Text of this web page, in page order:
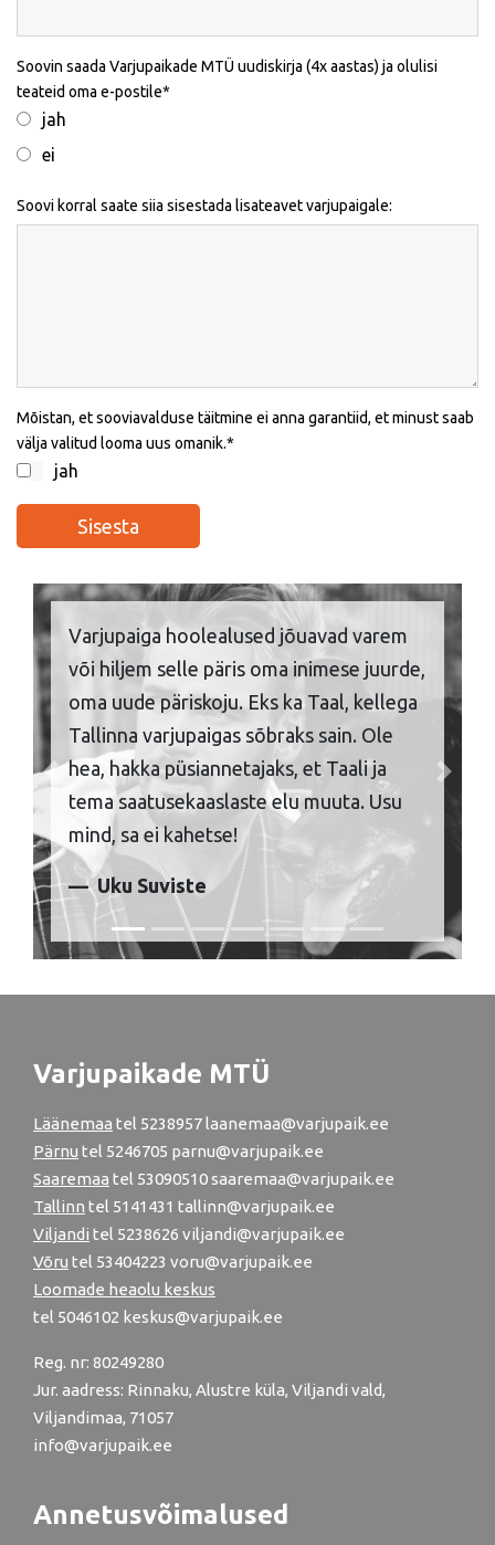
Soovin saada Varjupaikade MTÜ uudiskirja (4x aastas) ja olulisi
teateid oma e-postile
jah
ei
Soovi korral saate siia sisestada lisateavet varjupaigale:
Mõistan, et sooviavalduse täitmine ei anna garantiid, et minust saab
välja valitud looma uus omanik.
jah
Varjupaiga hoolealused jõuavad varem
või hiljem selle päris oma inimese juurde,
oma uude päriskoju. Eks ka Taal, kellega
Tallinna varjupaigas sõbraks sain. Ole
hea, hakka püsiannetajaks, et Taali ja
tema saatusekaaslaste elu muuta. Usu
mind, sa ei kahetse!
Uku Suviste
Previous Next
Varjupaikade MTÜ
Läänemaa tel 5238957 laanemaa@varjupaik.ee
Pärnu tel 5246705 parnu@varjupaik.ee
Saaremaa tel 53090510 saaremaa@varjupaik.ee
Tallinn tel 5141431 tallinn@varjupaik.ee
Viljandi tel 5238626 viljandi@varjupaik.ee
Võru tel 53404223 voru@varjupaik.ee
Loomade heaolu keskus
tel 5046102 keskus@varjupaik.ee
Reg. nr: 80249280
Jur. aadress: Rinnaku, Alustre küla, Viljandi vald,
Viljandimaa, 71057
info@varjupaik.ee
Annetusvõimalused